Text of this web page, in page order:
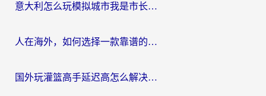
意大利怎么玩模拟城市我是市长？海外党国服游戏加速终极攻略（附三国3量子特攻解决办法）
人在海外，如何选择一款靠谱的玩剑灵2加速器？
国外玩灌篮高手延迟高怎么解决？海外玩家国服游戏加速终极指南